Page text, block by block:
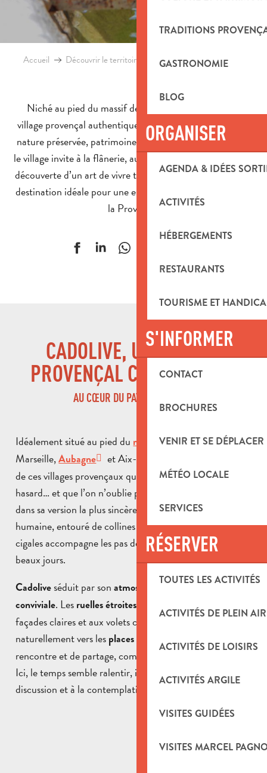
TRADITIONS
GASTRONOMIE
BLOG
ORGANISER
AGENDA & IDÉES
ACTIVITÉS
HÉBERGEMENTS
RESTAURANTS
TOURISME ET
S'INFORMER
CONTACT
BROCHURES
VENIR ET SE DÉPLACER
MÉTÉO LOCALE
SERVICES
RÉSERVER
TOUTES LES ACTIVITÉS
ACTIVITÉS DE PLEIN AIR
ACTIVITÉS DE LOISIRS
ACTIVITÉS ARGILE
VISITES GUIDÉES
VISITES MARCEL
Accueil Découvrir le territoire Villes et villages Cadolive
Niché au pied du massif de l’Étoile, Cadolive est un
village provençal authentique du Pays d’Aubagne. Entre
nature préservée, patrimoine discret et douceur de vivre,
le village invite à la flânerie, aux balades en plein air et à la
découverte d’un art de vivre typiquement provençal. Une
destination idéale pour une escapade paisible au cœur de
la Provence.
CADOLIVE, UN VILLAGE
PROVENÇAL CONFIDENTIEL
AU CŒUR DU PAYS D’AUBAGNE
Idéalement situé au pied du massif de l’Étoile
, entre
Marseille,Aubagne
et Aix-en-Provence, Cadolive est
de ces villages provençaux que l’on découvre presque par
hasard… et que l’on n’oublie pas. Ici, la Provence se vit
dans sa version la plus sincère : un village à taille
humaine, entouré de collines boisées, où le chant des
cigales accompagne les pas des visiteurs à l’arrivée des
beaux jours.
Cadoliveséduit par sonatmosphère paisible et
conviviale. Les ruelles étroites , bordées de maisons aux
façades claires et aux volets colorés, mènent
naturellement vers les places ombragées
, lieux de
rencontre et de partage, comme la place de la fontaine.
Ici, le temps semble ralentir, invitant à la flânerie, à la
discussion et à la contemplation.